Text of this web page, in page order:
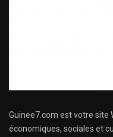
Guinee7.com est votre site
économiques, sociales et